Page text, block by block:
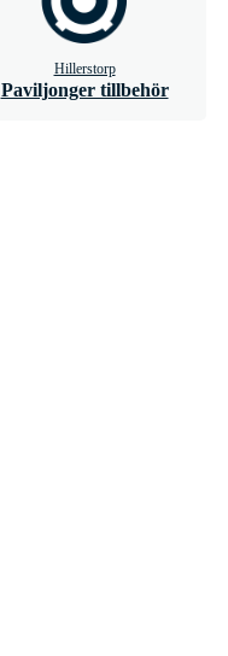
Hillerstorp
Paviljonger tillbehör